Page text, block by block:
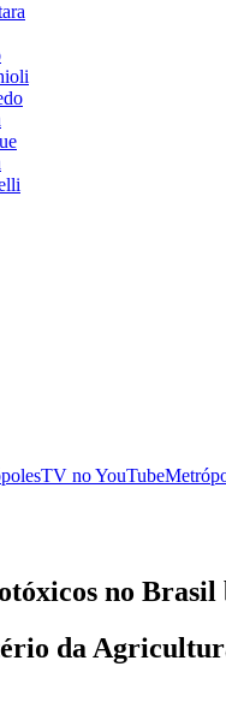
noYouTube
no Brasil
da